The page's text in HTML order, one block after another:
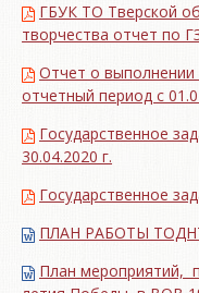
ГБУК ТО Тверской
творчества отчет по
Отчет о выполнении
отчетный период с
Государственное
30.04.2020 г.
Государственное
ПЛАН РАБОТЫ
План мероприятий,